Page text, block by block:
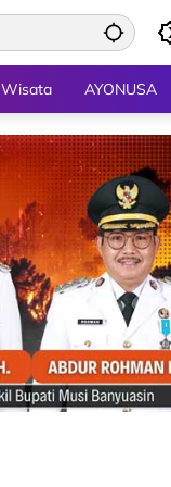
Wisata AYONUSA